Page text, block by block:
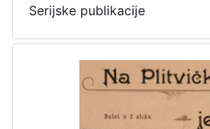
Serijske publikacije